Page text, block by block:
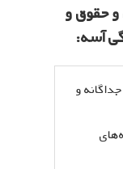
حقوق و
آسه:
و